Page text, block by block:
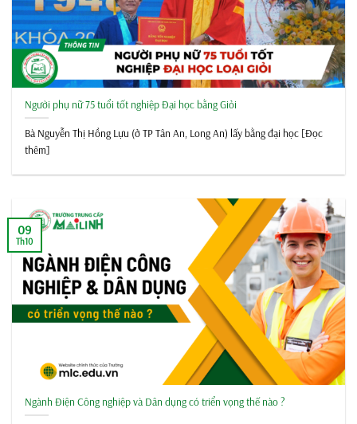
Người phụ nữ 75 tuổi tốt nghiệp Đại học bằng Giỏi
Bà Nguyễn Thị Hồng Lựu (ở TP Tân An, Long An) lấy bằng đại học [Đọc
thêm]
Ngành Điện Công nghiệp và Dân dụng có triển vọng thế nào ?
09
Th10